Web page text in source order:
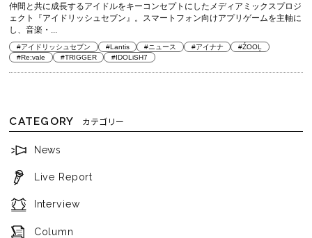
仲間と共に成長するアイドルをキーコンセプトにしたメディアミックスプロジ
ェクト『アイドリッシュセブン』。スマートフォン向けアプリゲームを主軸に
し、音楽・...
#アイドリッシュセブン #Lantis #ニュース #アイナナ
#ŹOOĻ
#Re:vale
#TRIGGER #IDOLiSH7
CATEGORY カテゴリー
News
Live Report
Interview
Column